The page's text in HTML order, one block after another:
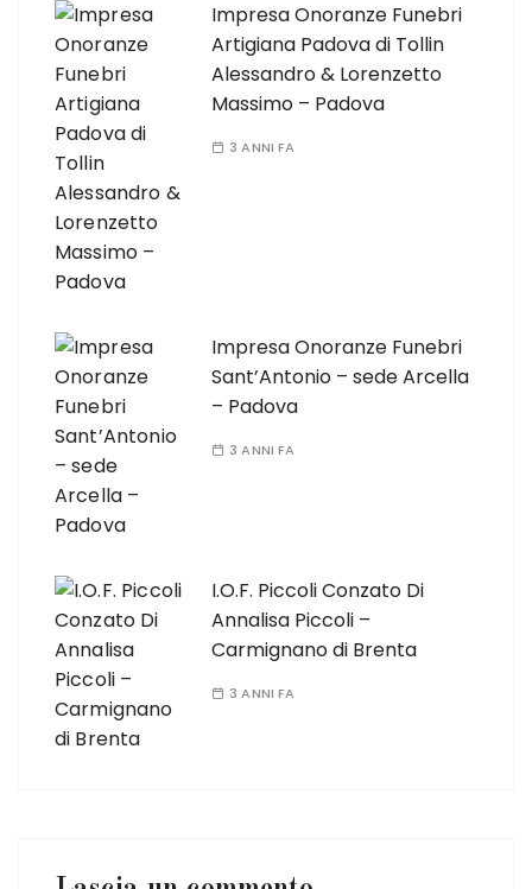
Impresa Onoranze Funebri
Artigiana Padova di Tollin
Alessandro & Lorenzetto
Massimo – Padova
3 ANNI FA
Impresa Onoranze Funebri
Sant’Antonio – sede Arcella
– Padova
3 ANNI FA
I.O.F. Piccoli Conzato Di
Annalisa Piccoli –
Carmignano di Brenta
3 ANNI FA